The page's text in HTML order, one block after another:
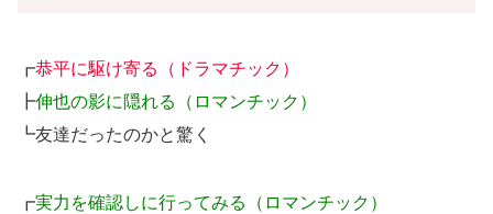
┏恭平に駆け寄る（ドラマチック）
┣伸也の影に隠れる（ロマンチック）
┗友達だったのかと驚く
┏実力を確認しに行ってみる（ロマンチック）